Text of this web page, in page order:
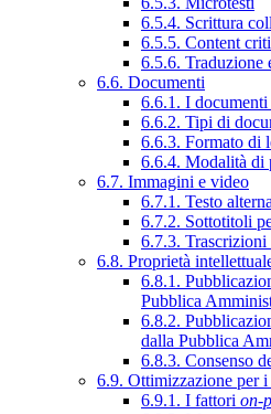
6.5.4. Scrittura
6.5.5. Content
6.5.6. Traduzione
6.6. Documenti
6.6.1. I
6.6.2. Tipi di
6.6.3. Formato di
6.6.4. Modalità di
6.7. Immagini e video
6.7.1. Testo
6.7.2. Sottotitoli
6.7.3.
6.8. Proprietà
6.8.1.
Pubblica
6.8.2.
dalla Pubblica
6.8.3. Consenso
6.9. Ottimizzazione per
6.9.1. I fattori on-